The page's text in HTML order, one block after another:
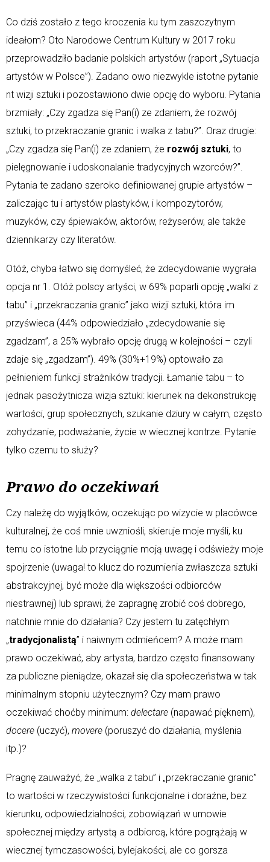
Co dziś zostało z tego kroczenia ku tym zaszczytnym
ideałom? Oto Narodowe Centrum Kultury w 2017 roku
przeprowadziło badanie polskich artystów (raport „Sytuacja
artystów w Polsce”). Zadano owo niezwykle istotne pytanie
nt wizji sztuki i pozostawiono dwie opcję do wyboru. Pytania
brzmiały: „Czy zgadza się Pan(i) ze zdaniem, że rozwój
sztuki, to przekraczanie granic i walka z tabu?”. Oraz drugie:
„Czy zgadza się Pan(i) ze zdaniem, że rozwój sztuki, to
pielęgnowanie i udoskonalanie tradycyjnych wzorców?”.
Pytania te zadano szeroko definiowanej grupie artystów –
zaliczając tu i artystów plastyków, i kompozytorów,
muzyków, czy śpiewaków, aktorów, reżyserów, ale także
dziennikarzy czy literatów.
Otóż, chyba łatwo się domyśleć, że zdecydowanie wygrała
opcja nr 1. Otóż polscy artyści, w 69% poparli opcję „walki z
tabu” i „przekraczania granic” jako wizji sztuki, która im
przyświeca (44% odpowiedziało „zdecydowanie się
zgadzam”, a 25% wybrało opcję drugą w kolejności – czyli
zdaje się „zgadzam”). 49% (30%+19%) optowało za
pełnieniem funkcji strażników tradycji. Łamanie tabu – to
jednak pasożytnicza wizja sztuki: kierunek na dekonstrukcję
wartości, grup społecznych, szukanie dziury w całym, często
zohydzanie, podważanie, życie w wiecznej kontrze. Pytanie
tylko czemu to służy?
Prawo do oczekiwań
Czy należę do wyjątków, oczekując po wizycie w placówce
kulturalnej, że coś mnie uwzniośli, skieruje moje myśli, ku
temu co istotne lub przyciągnie moją uwagę i odświeży moje
spojrzenie (uwaga! to klucz do rozumienia zwłaszcza sztuki
abstrakcyjnej, być może dla większości odbiorców
niestrawnej) lub sprawi, że zapragnę zrobić coś dobrego,
natchnie mnie do działania? Czy jestem tu zatęchłym
„tradycjonalistą” i naiwnym odmieńcem? A może mam
prawo oczekiwać, aby artysta, bardzo często finansowany
za publiczne pieniądze, okazał się dla społeczeństwa w tak
minimalnym stopniu użytecznym? Czy mam prawo
oczekiwać choćby minimum: delectare (napawać pięknem),
docere (uczyć), movere (poruszyć do działania, myślenia
itp.)?
Pragnę zauważyć, że „walka z tabu” i „przekraczanie granic”
to wartości w rzeczywistości funkcjonalne i doraźne, bez
kierunku, odpowiedzialności, zobowiązań w umowie
społecznej między artystą a odbiorcą, które pogrążają w
wiecznej tymczasowości, bylejakości, ale co gorsza